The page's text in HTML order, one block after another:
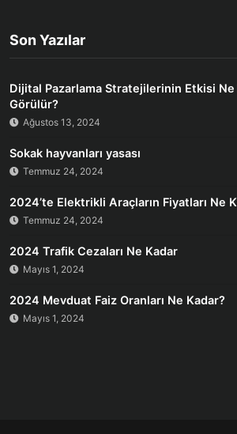
Son Yazılar
Dijital Pazarlama Stratejilerinin Etkisi Ne
Görülür?
Ağustos 13, 2024
Sokak hayvanları yasası
Temmuz 24, 2024
2024’te Elektrikli Araçların Fiyatları Ne
Temmuz 24, 2024
2024 Trafik Cezaları Ne Kadar
Mayıs 1, 2024
2024 Mevduat Faiz Oranları Ne Kadar?
Mayıs 1, 2024